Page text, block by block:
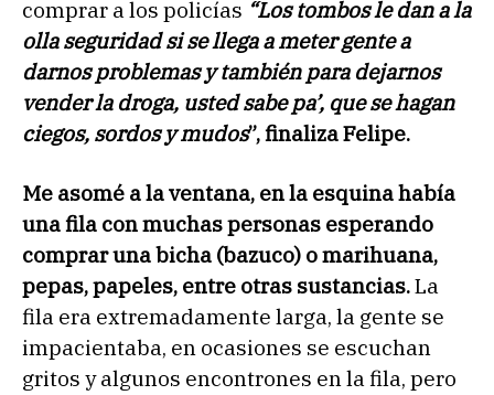
comprar a los policías “Los tombos le dan a la
olla seguridad si se llega a meter gente a
darnos problemas y también para dejarnos
vender la droga, usted sabe pa’, que se hagan
ciegos, sordos y mudos”, finaliza Felipe.
Me asomé a la ventana, en la esquina había
una fila con muchas personas esperando
comprar una bicha (bazuco) o marihuana,
pepas, papeles, entre otras sustancias.La
fila era extremadamente larga, la gente se
impacientaba, en ocasiones se escuchan
gritos y algunos encontrones en la fila, pero